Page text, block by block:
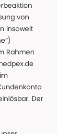
von
insoweit
Rahmen
Der